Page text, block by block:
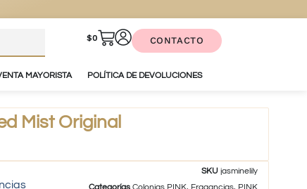
$0 CONTACTO
MAYORISTA POLÍTICA DE DEVOLUCIONES
Mist Original
SKUjasminelily